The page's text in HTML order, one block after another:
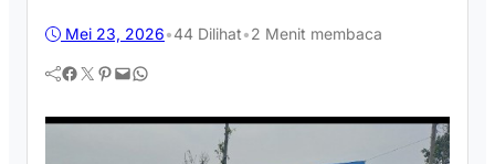
Mei 23, 2026•44 Dilihat•2 Menit membaca
Facebook Twitter Pinterest Mail WhatsApp